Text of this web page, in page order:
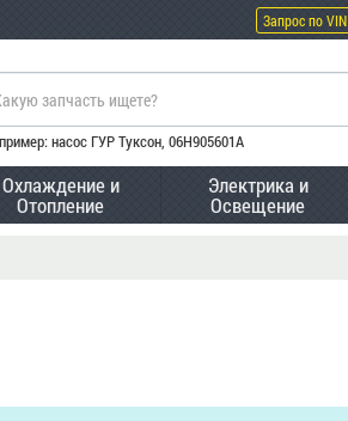
Запрос по VIN
насос ГУР Туксон, 06H905601A
Охлаждение и
Отопление
Электрика и
Освещение